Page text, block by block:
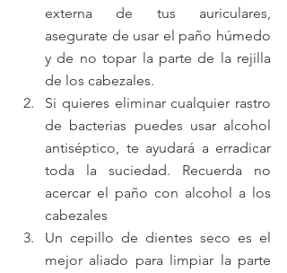
externa de tus auriculares,
asegurate de usar el paño húmedo
y de no topar la parte de la rejilla
de los cabezales.
Si quieres eliminar cualquier rastro
de bacterias puedes usar alcohol
antiséptico, te ayudará a erradicar
toda la suciedad. Recuerda no
acercar el paño con alcohol a los
cabezales
Un cepillo de dientes seco es el
mejor aliado para limpiar la parte